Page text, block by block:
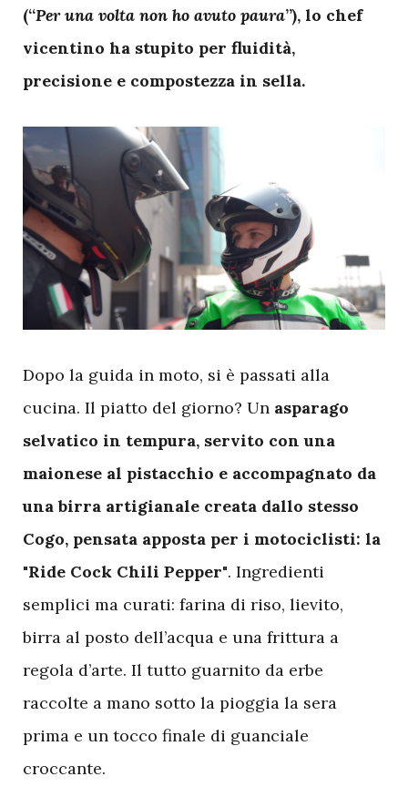
(“Per una volta non ho avuto paura”), lo chef
vicentino ha stupito per fluidità,
precisione e compostezza in sella.
Dopo la guida in moto, si è passati alla
cucina. Il piatto del giorno? Un asparago
selvatico in tempura, servito con una
maionese al pistacchio e accompagnato da
una birra artigianale creata dallo stesso
Cogo, pensata apposta per i motociclisti: la
"Ride Cock Chili Pepper". Ingredienti
semplici ma curati: farina di riso, lievito,
birra al posto dell’acqua e una frittura a
regola d’arte. Il tutto guarnito da erbe
raccolte a mano sotto la pioggia la sera
prima e un tocco finale di guanciale
croccante.